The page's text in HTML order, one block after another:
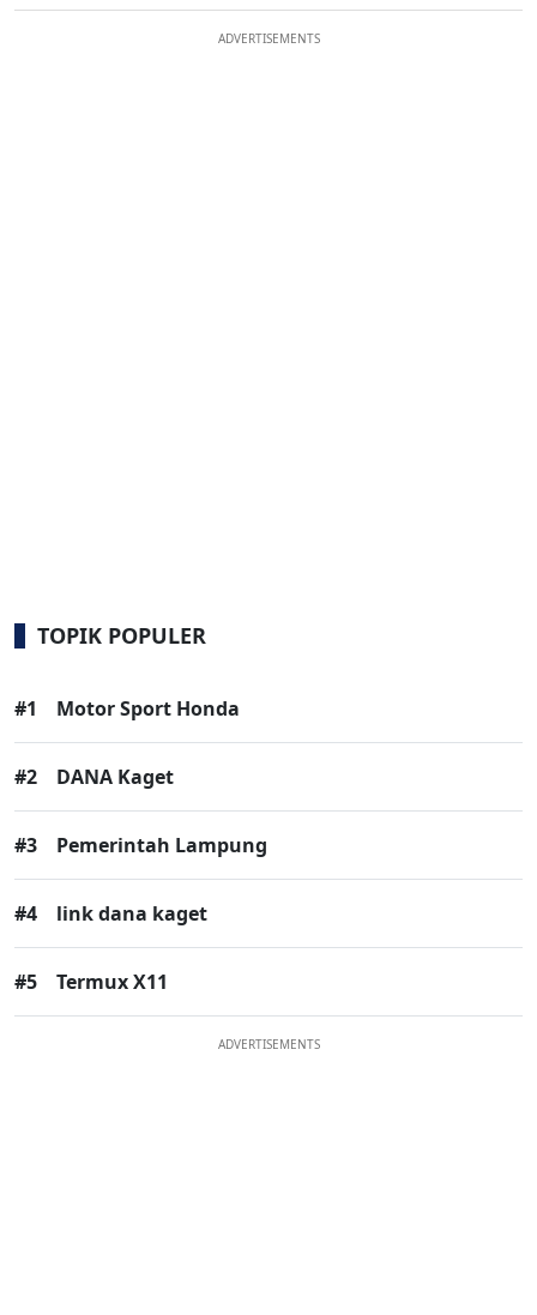
ADVERTISEMENTS
TOPIK POPULER
#1 Motor Sport Honda
#2 DANA Kaget
#3 Pemerintah Lampung
#4 link dana kaget
#5 Termux X11
ADVERTISEMENTS